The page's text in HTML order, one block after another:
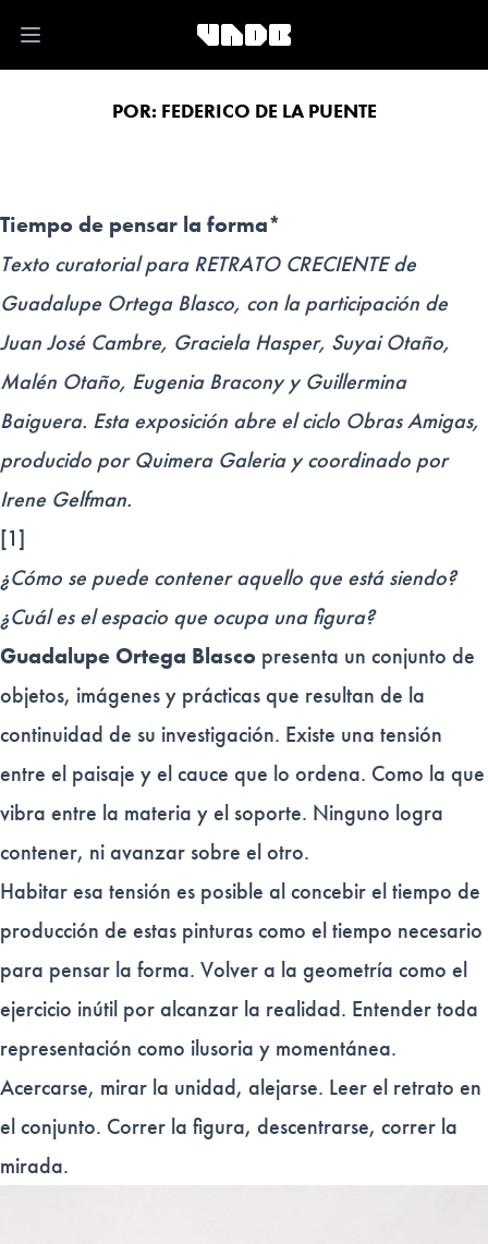
Open main menu
POR: FEDERICO DE LA PUENTE
Tiempo de pensar la forma*
Texto curatorial para RETRATO CRECIENTEde
Guadalupe Ortega Blasco, con la participación de
Juan José Cambre, Graciela Hasper, Suyai Otaño,
Malén Otaño, Eugenia Bracony y Guillermina
Baiguera. Esta exposición abre el ciclo Obras Amigas,
producido por Quimera Galeria y coordinado por
Irene Gelfman.
[1]
¿Cómo se puede contener aquello que está siendo?
¿Cuál es el espacio que ocupa una figura?
Guadalupe Ortega Blasco presenta un conjunto de
objetos, imágenes y prácticas que resultan de la
continuidad de su investigación. Existe una tensión
entre el paisaje y el cauce que lo ordena. Como la que
vibra entre la materia y el soporte. Ninguno logra
contener, ni avanzar sobre el otro.
Habitar esa tensión es posible al concebir el tiempo de
producción de estas pinturas como el tiempo necesario
para pensar la forma. Volver a la geometría como el
ejercicio inútil por alcanzar la realidad. Entender toda
representación como ilusoria y momentánea.
Acercarse, mirar la unidad, alejarse. Leer el retrato en
el conjunto. Correr la figura, descentrarse, correr la
mirada.